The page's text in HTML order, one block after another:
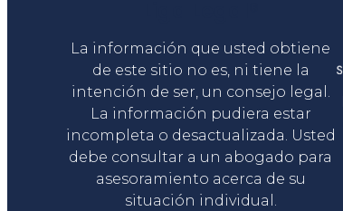
La información que usted obtiene
de este sitio no es, ni tiene la
intención de ser, un consejo legal.
La información pudiera estar
incompleta o desactualizada. Usted
debe consultar a un abogado para
asesoramiento acerca de su
situación individual.